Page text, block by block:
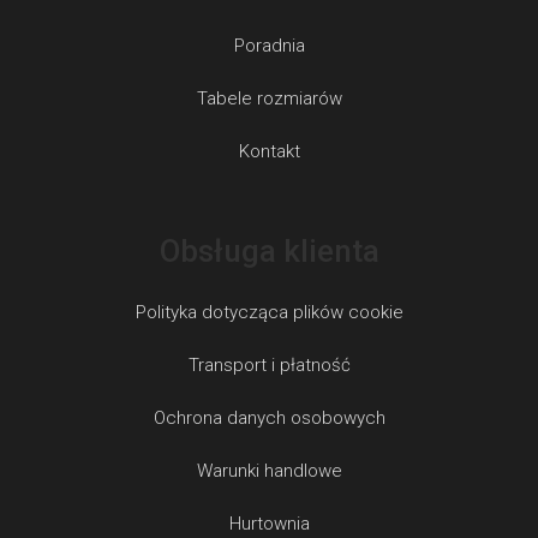
Poradnia
Tabele rozmiarów
Kontakt
Polityka dotycząca plików cookie
Transport i płatność
Ochrona danych osobowych
Warunki handlowe
Hurtownia